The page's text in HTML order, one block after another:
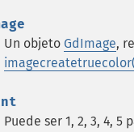
Un objeto GdImage,
Puede ser 1, 2, 3, 4,